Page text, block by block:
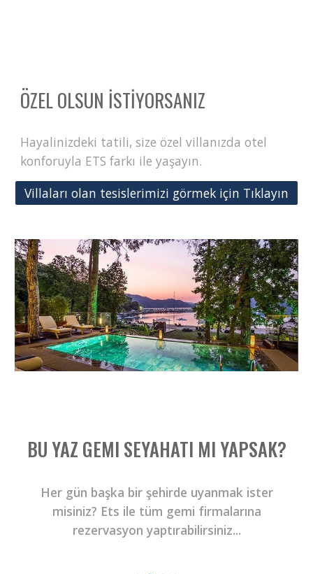
ÖZEL OLSUN İSTİYORSANIZ
Hayalinizdeki tatili, size özel villanızda otel
konforuyla ETS farkı ile yaşayın.
Villaları olan tesislerimizi görmek için Tıklayın
BU YAZ GEMI SEYAHATI MI YAPSAK?
Her gün başka bir şehirde uyanmak ister
misiniz? Ets ile tüm gemi firmalarına
rezervasyon yaptırabilirsiniz...